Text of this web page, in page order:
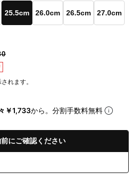
25.5cm 26.0cm 26.5cm 27.0cm
れます。
￥1,733から。分割手数料無料
にご確認ください